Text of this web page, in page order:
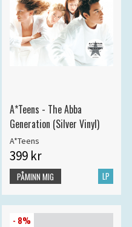
A*Teens - The Abba
Generation (Silver Vinyl)
A*Teens
399 kr
LP
PÅMINN MIG
- 8%